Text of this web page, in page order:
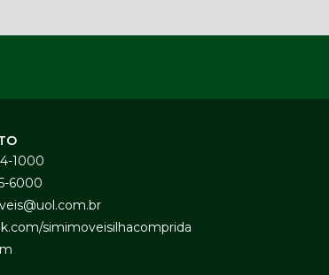
1000
6000
simimoveisilhacomprida